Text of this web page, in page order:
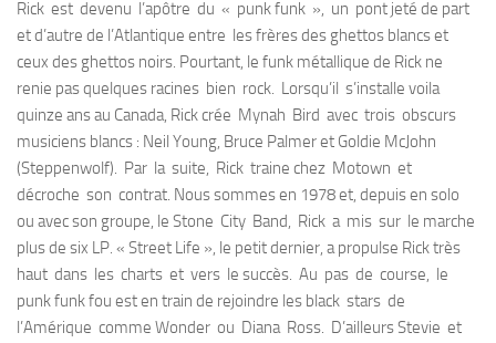
Rick est devenu l’apôtre du « punk funk », un pont jeté de part
et d’autre de l’Atlantique entre les frères des ghettos blancs et
ceux des ghettos noirs. Pourtant, le funk métallique de Rick ne
renie pas quelques racines bien rock. Lorsqu’il s’installe voila
quinze ans au Canada, Rick crée Mynah Bird avec trois obscurs
musiciens blancs : Neil Young, Bruce Palmer et Goldie McJohn
(Steppenwolf). Par la suite, Rick traine chez Motown et
décroche son contrat. Nous sommes en 1978 et, depuis en solo
ou avec son groupe, le Stone City Band, Rick a mis sur le marche
plus de six LP. « Street Life », le petit dernier, a propulse Rick très
haut dans les charts et vers le succès. Au pas de course, le
punk funk fou est en train de rejoindre les black stars de
l’Amérique comme Wonder ou Diana Ross. D’ailleurs Stevie et